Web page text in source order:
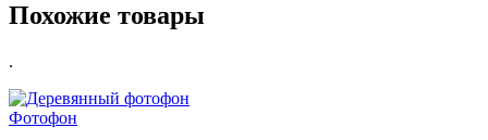
Похожие товары
.
Фотофон